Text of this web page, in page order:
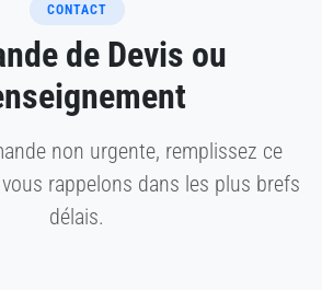
CONTACT
de Devis ou
non urgente, remplissez ce
rappelons dans les plus brefs
délais.